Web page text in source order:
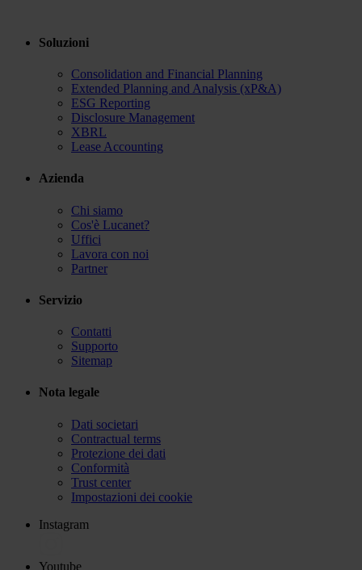
Soluzioni
Consolidation and Financial Planning
Extended Planning and Analysis (xP&A)
ESG Reporting
Disclosure Management
XBRL
Lease Accounting
Azienda
Chi siamo
Cos'è Lucanet?
Uffici
Lavora con noi
Partner
Servizio
Contatti
Supporto
Sitemap
Nota legale
Dati societari
Contractual terms
Protezione dei dati
Conformità
Trust center
Impostazioni dei cookie
Instagram
Youtube